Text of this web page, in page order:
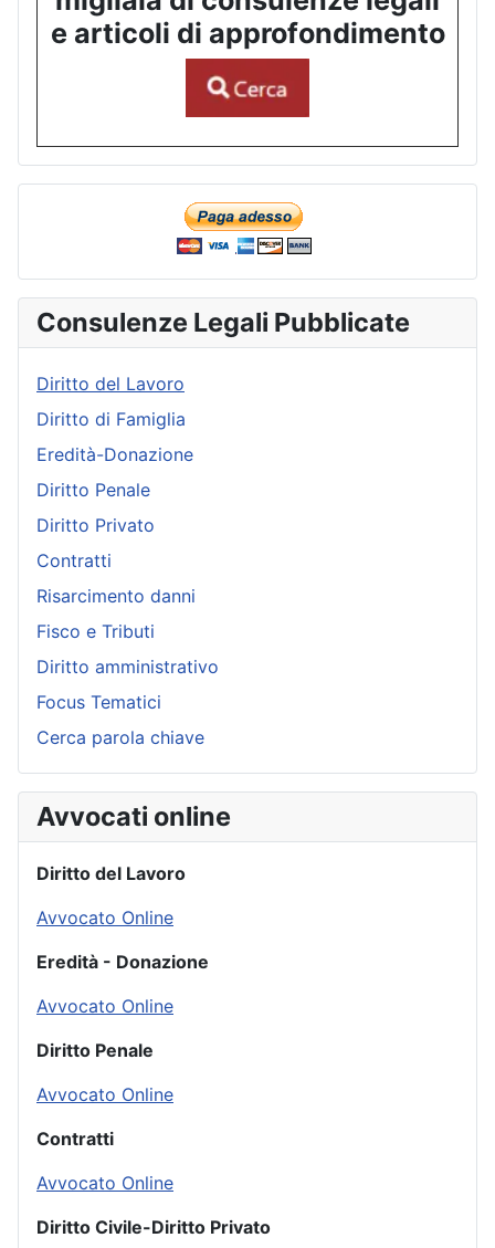
e articoli di approfondimento
Consulenze Legali Pubblicate
Diritto del Lavoro
Diritto di Famiglia
Eredità-Donazione
Diritto Penale
Diritto Privato
Contratti
Risarcimento danni
Fisco e Tributi
Diritto amministrativo
Focus Tematici
Cerca parola chiave
Avvocati online
Diritto del Lavoro
Avvocato Online
Eredità - Donazione
Avvocato Online
Diritto Penale
Avvocato Online
Contratti
Avvocato Online
Diritto Civile-Diritto Privato